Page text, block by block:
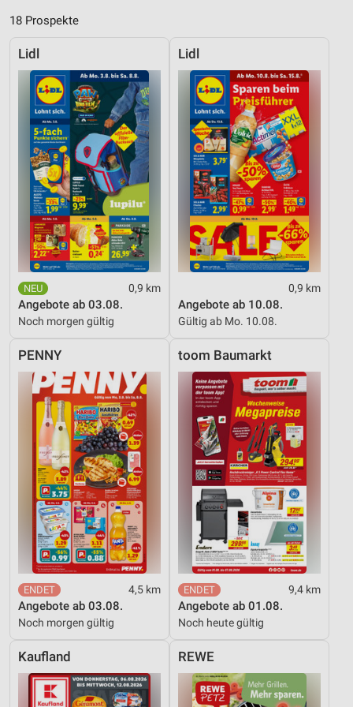
18 Prospekte
Lidl
0,9 km
Angebote ab 03.08.
Noch morgen gültig
Lidl
0,9 km
Angebote ab 10.08.
Gültig ab Mo. 10.08.
PENNY
4,5 km
Angebote ab 03.08.
Noch morgen gültig
toom Baumarkt
9,4 km
Angebote ab 01.08.
Noch heute gültig
Kaufland REWE